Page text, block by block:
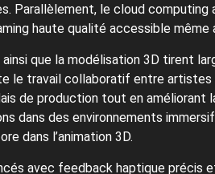
Parallèlement, le cloud
haute qualité accessible
ainsi que la modélisation 3D tirent
le travail collaboratif entre
de production tout en améliorant
dans des environnements
dans l’animation 3D.
avec feedback haptique précis